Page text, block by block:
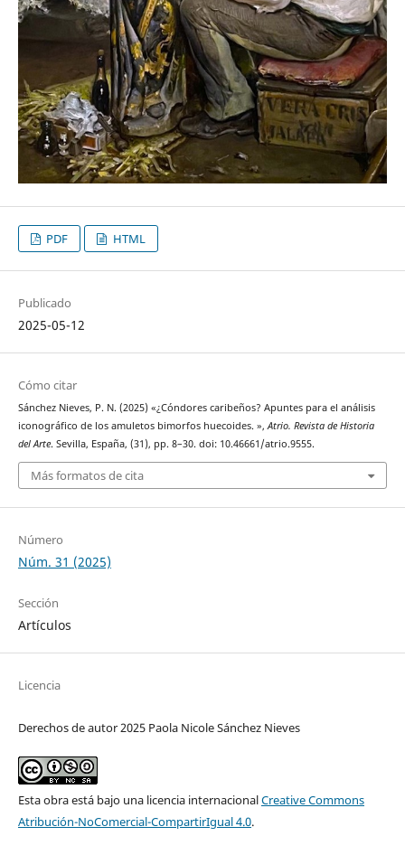
PDF HTML
Publicado
2025-05-12
Cómo citar
Sánchez Nieves, P. N. (2025) «¿Cóndores caribeños? Apuntes para el análisis
iconográfico de los amuletos bimorfos huecoides. », Atrio. Revista de Historia
del Arte. Sevilla, España, (31), pp. 8–30. doi: 10.46661/atrio.9555.
Más formatos de cita
Número
Núm. 31 (2025)
Sección
Artículos
Licencia
Derechos de autor 2025 Paola Nicole Sánchez Nieves
Esta obra está bajo una licencia internacionalCreative Commons
Atribución-NoComercial-CompartirIgual 4.0.